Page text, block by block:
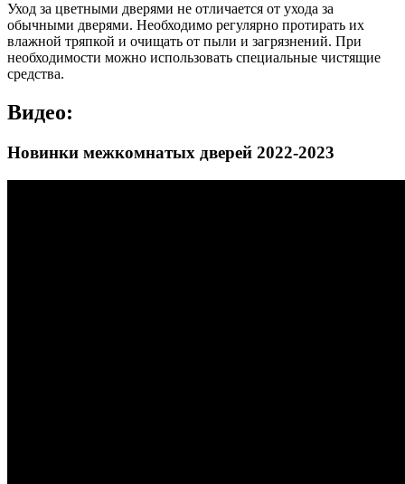
Уход за цветными дверями не отличается от ухода за
обычными дверями. Необходимо регулярно протирать их
влажной тряпкой и очищать от пыли и загрязнений. При
необходимости можно использовать специальные чистящие
средства.
Видео:
Новинки межкомнатых дверей 2022-2023